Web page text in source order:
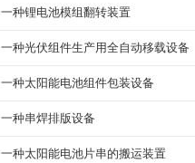
一种锂电池模组翻转装置
一种光伏组件生产用全自动移载设备
一种太阳能电池组件包装设备
一种串焊排版设备
一种太阳能电池片串的搬运装置